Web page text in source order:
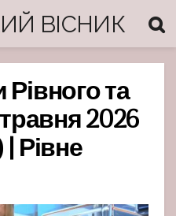
ВІСНИК
та
2026
Рівне